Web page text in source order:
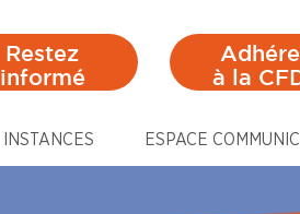
Restez
informé
à la
INSTANCES ESPACE